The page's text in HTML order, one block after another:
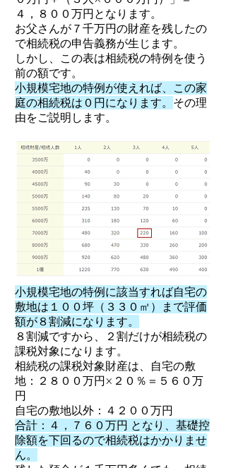
４，８００万円となります。
お父さんが７千万円の財産を残したの
で相続税の申告義務が生じます。
しかし、この表は相続税の特例を使う
前の額です。
小規模宅地の特例が使えれば、この家
庭の相続税は０円になります。 その理
由をご説明します。
小規模宅地の特例に該当すれば自宅の
敷地は１００坪（３３０㎡）まで評価
額が８割減になります。
８割減ですから、２割だけが相続税の
課税対象になります。
相続税の課税対象財産は、自宅の敷
地：２８００万円×２０％＝５６０万
円
自宅の敷地以外：４２００万円
合計：４，７６０万円 となり、基礎控
除額を下回るので相続税はかかりませ
ん。